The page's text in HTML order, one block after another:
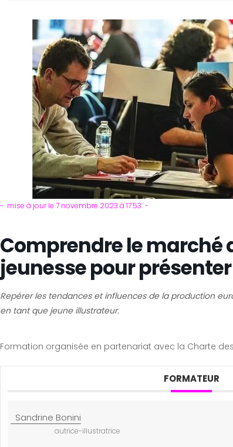
mise à jour le 7 novembre 2023 à 17:53
Comprendre le marché
jeunesse pour
Repérer les tendances et influences de la production
en tant que jeune illustrateur.
Formation organisée en partenariat avec la Charte
FORMATEUR
Sandrine Bonini
autrice-illustratrice